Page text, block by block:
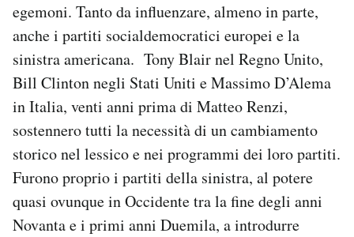
egemoni. Tanto da influenzare, almeno in parte,
anche i partiti socialdemocratici europei e la
sinistra americana. Tony Blair nel Regno Unito,
Bill Clinton negli Stati Uniti e Massimo D’Alema
in Italia, venti anni prima di Matteo Renzi,
sostennero tutti la necessità di un cambiamento
storico nel lessico e nei programmi dei loro partiti.
Furono proprio i partiti della sinistra, al potere
quasi ovunque in Occidente tra la fine degli anni
Novanta e i primi anni Duemila, a introdurre